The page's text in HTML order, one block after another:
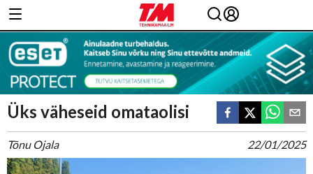
Üks väheseid omataolisi
Tõnu Ojala 22/01/2025